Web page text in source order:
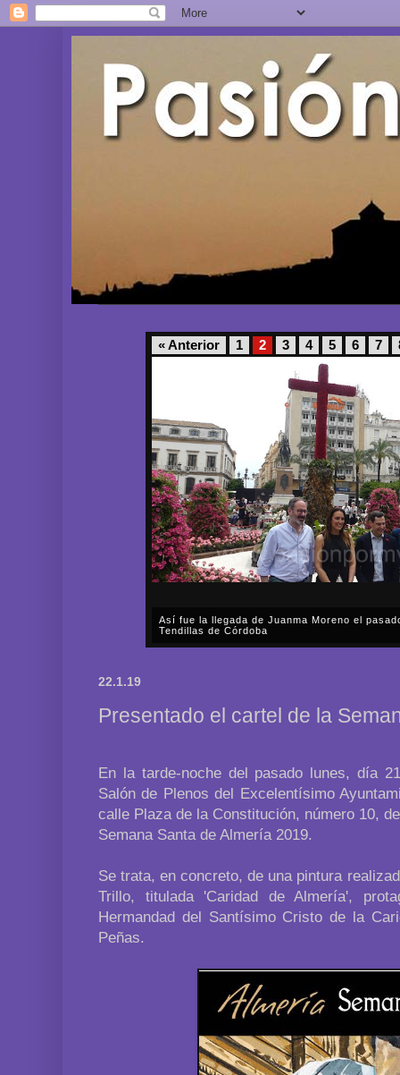
« Anterior 1 2 3 4 5 6 7
Así fue la llegada de Juanma Moreno el
Tendillas de Córdoba
22.1.19
Presentado el cartel de la
En la tarde-noche del pasado lunes, día
Salón de Plenos del Excelentísimo
calle Plaza de la Constitución, número 10,
Semana Santa de Almería 2019.
Se trata, en concreto, de una pintura
Trillo, titulada 'Caridad de Almería',
Hermandad del Santísimo Cristo de la
Peñas.